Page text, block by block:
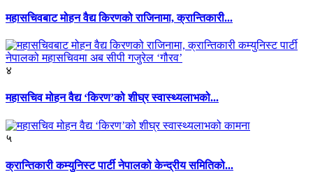
महासचिवबाट मोहन वैद्य किरणको राजिनामा, क्रान्तिकारी...
४
महासचिव मोहन वैद्य ‘किरण’को शीघ्र स्वास्थ्यलाभको...
५
क्रान्तिकारी कम्युनिस्ट पार्टी नेपालको केन्द्रीय समितिको...